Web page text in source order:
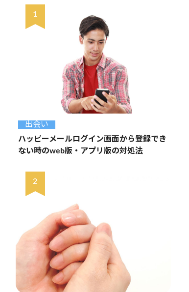
出会い
ハッピーメールログイン画面から登録でき
ない時のweb版・アプリ版の対処法